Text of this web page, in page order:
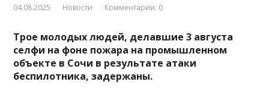
04.08.2025 Новости Комментарии: 0
Трое молодых людей, делавшие 3 августа
селфи на фоне пожара на промышленном
объекте в Сочи в результате атаки
беспилотника, задержаны.